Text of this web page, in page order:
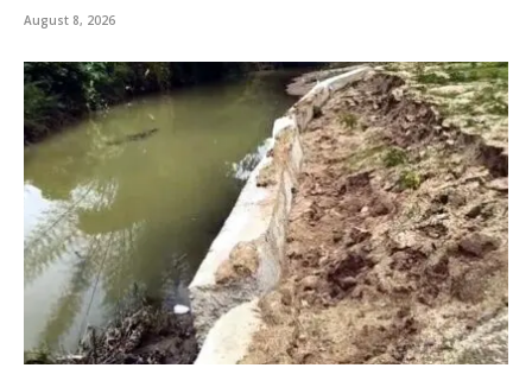
August 8, 2026